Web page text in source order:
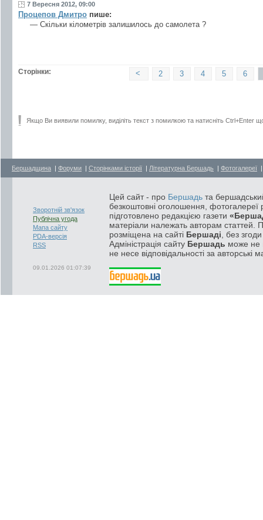
7 Вересня 2012, 09:00
Процепов Дмитро пише:
— Скільки кілометрів залишилось до самолета ?
Сторінки: 6
5
4
3
2
<
Якщо Ви виявили помилку, виділіть текст з помилкою та натисніть Ctrl+Enter
Бершадщина | Форуми | Сторінками історії | Літературна Бершадь | Фотогалереї
Зворотній зв'язок
Публічна угода
Мапа сайту
PDA-версія
RSS
09.01.2026 01:07:39
Цей сайт - про Бершадь та
безкоштовні оголошення, фотогалереї
підготовлено редакцією газети
матеріали належать авторам статтей.
розміщена на сайті Бершаді , без
Адміністрація сайту Бершадь може не
не несе відповідальності за авторські